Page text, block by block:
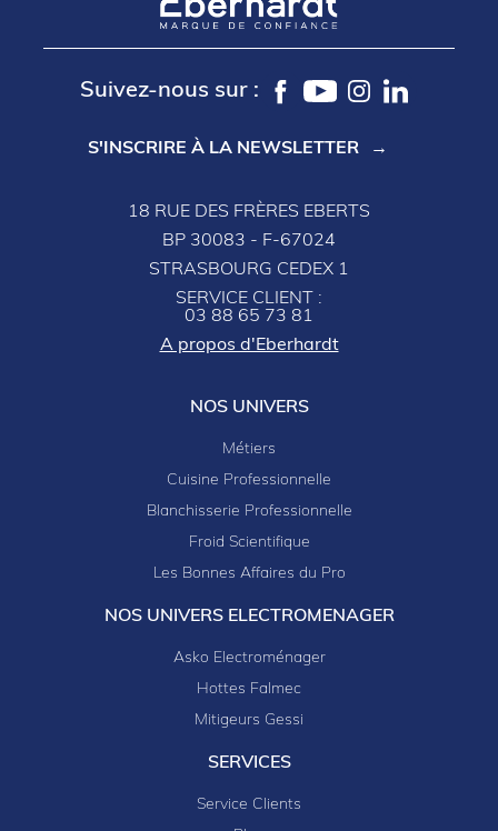
Suivez-nous sur :
S'INSCRIRE À LA NEWSLETTER
18 RUE DES FRÈRES EBERTS
BP 30083 - F-67024
STRASBOURG CEDEX 1
SERVICE CLIENT :
03 88 65 73 81
A propos d'Eberhardt
NOS UNIVERS
Métiers
Cuisine Professionnelle
Blanchisserie Professionnelle
Froid Scientifique
Les Bonnes Affaires du Pro
NOS UNIVERS ELECTROMENAGER
Asko Electroménager
Hottes Falmec
Mitigeurs Gessi
SERVICES
Service Clients